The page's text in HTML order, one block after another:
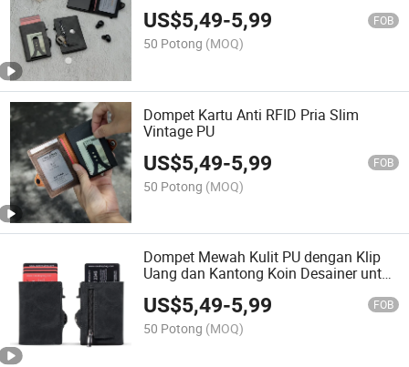
US$5,49-5,99 FOB
50 Potong (MOQ)
Dompet Kartu Anti RFID Pria Slim
Vintage PU
US$5,49-5,99 FOB
50 Potong (MOQ)
Dompet Mewah Kulit PU dengan Klip
Uang dan Kantong Koin Desainer untuk
Pria dengan Lubang Pelacak Dompet
US$5,49-5,99 FOB
50 Potong (MOQ)